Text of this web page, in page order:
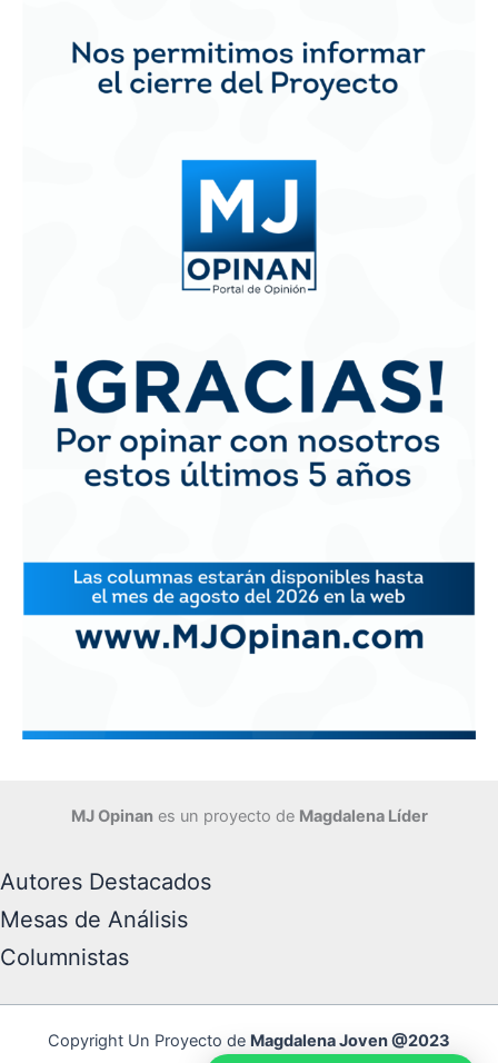
MJ Opinan es un proyecto de Magdalena Líder
Autores Destacados
Mesas de Análisis
Columnistas
Copyright Un Proyecto de Magdalena Joven @2023